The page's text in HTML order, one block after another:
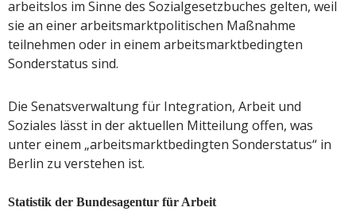
arbeitslos im Sinne des Sozialgesetzbuches gelten, weil
sie an einer arbeitsmarktpolitischen Maßnahme
teilnehmen oder in einem arbeitsmarktbedingten
Sonderstatus sind.
Die Senatsverwaltung für Integration, Arbeit und
Soziales lässt in der aktuellen Mitteilung offen, was
unter einem „arbeitsmarktbedingten Sonderstatus“ in
Berlin zu verstehen ist.
Statistik der Bundesagentur für Arbeit